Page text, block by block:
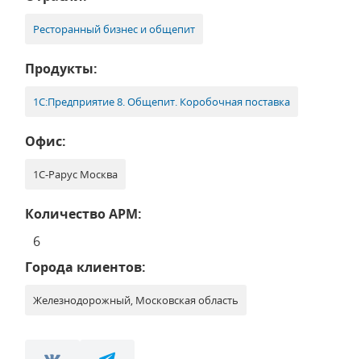
Ресторанный бизнес и общепит
Продукты:
1С:Предприятие 8. Общепит. Коробочная поставка
Офис:
1С-Рарус Москва
Количество АРМ:
6
Города клиентов:
Железнодорожный, Московская область